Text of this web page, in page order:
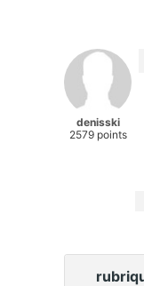
denisski
2579 points